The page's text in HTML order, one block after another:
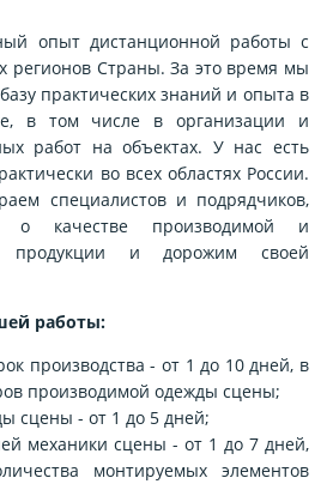
опыт дистанционной работы с
регионов Страны. За это время мы
практических знаний и опыта в
в том числе в организации и
работ на объектах. У нас есть
во всех областях России.
специалистов и подрядчиков,
о качестве производимой и
продукции и дорожим своей
работы:
производства - от 1 до 10 дней, в
производимой одежды сцены;
сцены - от 1 до 5 дней;
механики сцены - от 1 до 7 дней,
монтируемых элементов